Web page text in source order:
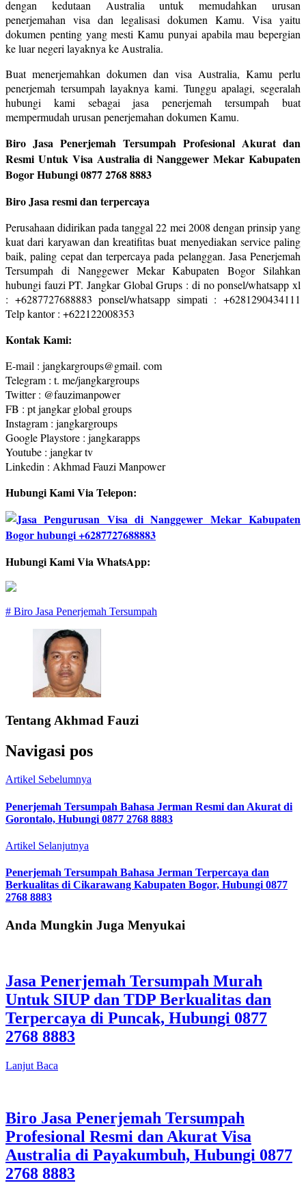
dengan kedutaan Australia untuk memudahkan urusan
penerjemahan visa dan legalisasi dokumen Kamu. Visa yaitu
dokumen penting yang mesti Kamu punyai apabila mau bepergian
ke luar negeri layaknya ke Australia.
Buat menerjemahkan dokumen dan visa Australia, Kamu perlu
penerjemah tersumpah layaknya kami. Tunggu apalagi, segeralah
hubungi kami sebagai jasa penerjemah tersumpah buat
mempermudah urusan penerjemahan dokumen Kamu.
Biro Jasa Penerjemah Tersumpah Profesional Akurat dan
Resmi Untuk Visa Australia di Nanggewer Mekar Kabupaten
Bogor Hubungi 0877 2768 8883
Biro Jasa resmi dan terpercaya
Perusahaan didirikan pada tanggal 22 mei 2008 dengan prinsip yang
kuat dari karyawan dan kreatifitas buat menyediakan service paling
baik, paling cepat dan terpercaya pada pelanggan. Jasa Penerjemah
Tersumpah di Nanggewer Mekar Kabupaten Bogor Silahkan
hubungi fauzi PT. Jangkar Global Grups : di no ponsel/whatsapp xl
: +6287727688883 ponsel/whatsapp simpati : +6281290434111
Telp kantor : +622122008353
Kontak Kami:
E-mail : jangkargroups@gmail. com
Telegram : t. me/jangkargroups
Twitter : @fauzimanpower
FB : pt jangkar global groups
Instagram : jangkargroups
Google Playstore : jangkarapps
Youtube : jangkar tv
Linkedin : Akhmad Fauzi Manpower
Hubungi Kami Via Telepon:
Hubungi Kami Via WhatsApp:
# Biro Jasa Penerjemah Tersumpah
Tentang Akhmad Fauzi
Navigasi pos
Artikel Sebelumnya
Penerjemah Tersumpah Bahasa Jerman Resmi dan Akurat di
Gorontalo, Hubungi 0877 2768 8883
Artikel Selanjutnya
Penerjemah Tersumpah Bahasa Jerman Terpercaya dan
Berkualitas di Cikarawang Kabupaten Bogor, Hubungi 0877
2768 8883
Anda Mungkin Juga Menyukai
Jasa Penerjemah Tersumpah Murah
Untuk SIUP dan TDP Berkualitas dan
Terpercaya di Puncak, Hubungi 0877
2768 8883
Lanjut Baca
Biro Jasa Penerjemah Tersumpah
Profesional Resmi dan Akurat Visa
Australia di Payakumbuh, Hubungi 0877
2768 8883